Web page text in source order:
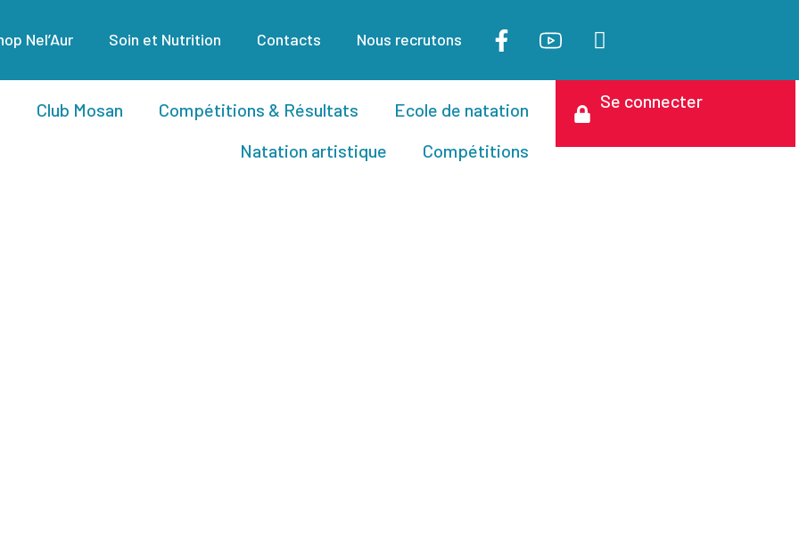
Nel’Aur Soin et Nutrition Contacts Nous recrutons
Club Mosan Compétitions & Résultats
Ecole de natation
Natation artistique
Compétitions
Se connecter